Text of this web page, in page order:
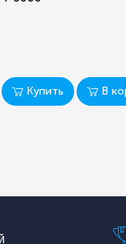
Купить В